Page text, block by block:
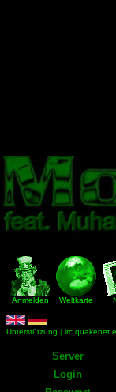
Anmelden Weltkarte
Unterstützung |
Server
Login